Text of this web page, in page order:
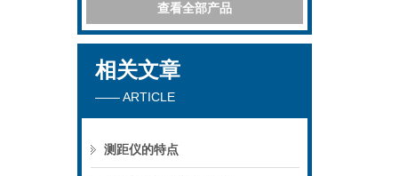
查看全部产品
相关文章
—— ARTICLE
测距仪的特点